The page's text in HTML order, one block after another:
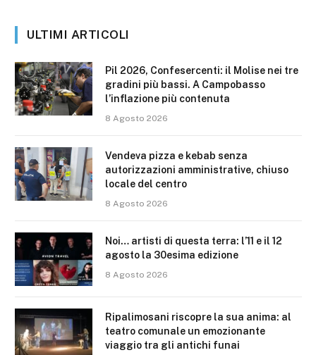
ULTIMI ARTICOLI
Pil 2026, Confesercenti: il Molise nei tre
gradini più bassi. A Campobasso
l’inflazione più contenuta
8 Agosto 2026
Vendeva pizza e kebab senza
autorizzazioni amministrative, chiuso
locale del centro
8 Agosto 2026
Noi… artisti di questa terra: l’11 e il 12
agosto la 30esima edizione
8 Agosto 2026
Ripalimosani riscopre la sua anima: al
teatro comunale un emozionante
viaggio tra gli antichi funai